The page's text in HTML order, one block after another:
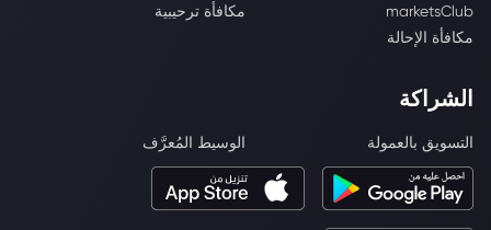
marketsClub
مكافأة ترحيبية
مكافأة الإحالة
الشراكة
التسويق بالعمولة الوسيط المُعرَّف